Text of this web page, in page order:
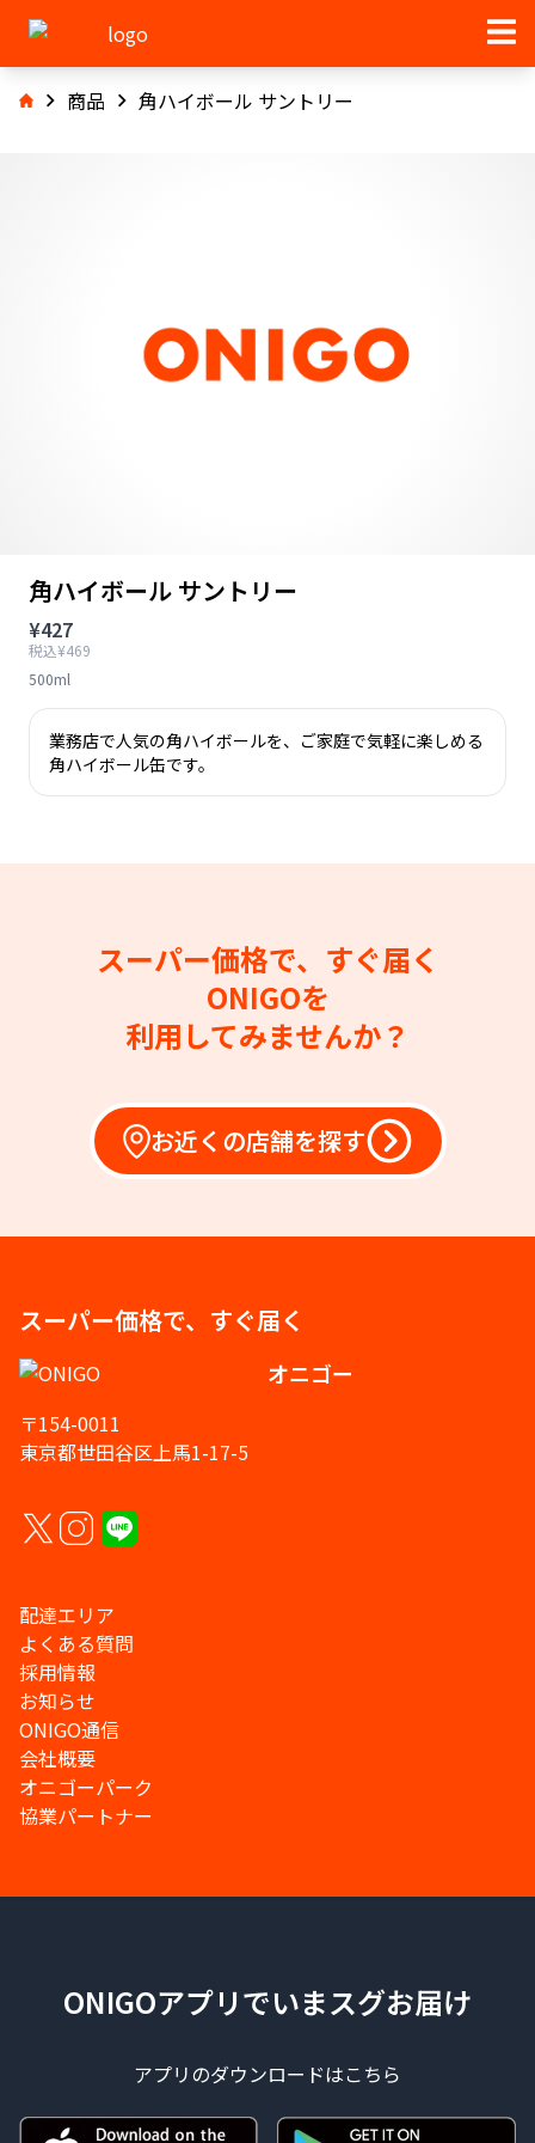
商品 角ハイボール サントリー
角ハイボール サントリー
¥427
税込¥469
500ml
業務店で人気の角ハイボールを、ご家庭で気軽に楽しめる
角ハイボール缶です。
スーパー価格で、すぐ届く
ONIGOを
利用してみませんか？
お近くの店舗を探す
スーパー価格で、すぐ届く
オニゴー
〒154-0011
東京都世田谷区上馬1-17-5
配達エリア
よくある質問
採用情報
お知らせ
ONIGO通信
会社概要
オニゴーパーク
協業パートナー
ONIGOアプリでいまスグお届け
アプリのダウンロードはこちら